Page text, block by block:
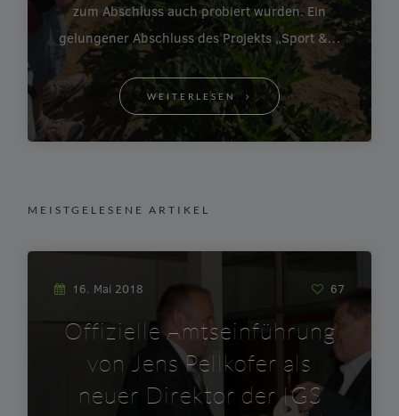
zum Abschluss auch probiert wurden. Ein
gelungener Abschluss des Projekts „Sport &…
WEITERLESEN
MEISTGELESENE ARTIKEL
16. Mai 2018 67
Offizielle Amtseinführung
von Jens Pellkofer als
neuer Direktor der IGS